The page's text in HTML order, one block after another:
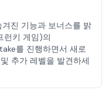
진 기능과 보너스를 밝
런키 게임)의
를 진행하면서 새로
추가 레벨을 발견하세